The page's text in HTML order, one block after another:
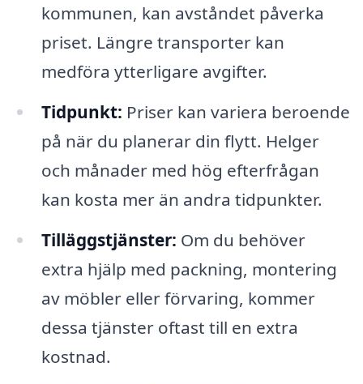
kommunen, kan avståndet påverka
priset. Längre transporter kan
medföra ytterligare avgifter.
Tidpunkt: Priser kan variera beroende
på när du planerar din flytt. Helger
och månader med hög efterfrågan
kan kosta mer än andra tidpunkter.
Tilläggstjänster: Om du behöver
extra hjälp med packning, montering
av möbler eller förvaring, kommer
dessa tjänster oftast till en extra
kostnad.